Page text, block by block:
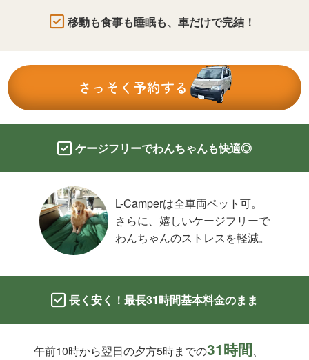
移動も食事も睡眠も、車だけで完結！
さっそく予約する
ケージフリーでわんちゃんも快適◎
L-Camperは全車両ペット可。
さらに、嬉しいケージフリーで
わんちゃんのストレスを軽減。
長く安く！最長31時間基本料金のまま
午前10時から翌日の夕方5時までの31時間、